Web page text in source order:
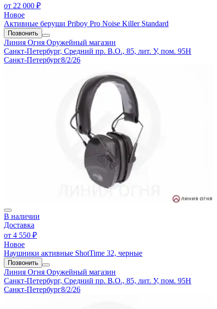
от 22 000 ₽
Новое
Активные беруши Priboy Pro Noise Killer Standard
Позвонить
Линия Огня Оружейный магазин
Санкт-Петербург, Средний пр. В.О., 85, лит. У, пом. 95Н
Санкт-Петербург8/2/26
В наличии
Доставка
от 4 550 ₽
Новое
Наушники активные ShotTime 32, черные
Позвонить
Линия Огня Оружейный магазин
Санкт-Петербург, Средний пр. В.О., 85, лит. У, пом. 95Н
Санкт-Петербург8/2/26